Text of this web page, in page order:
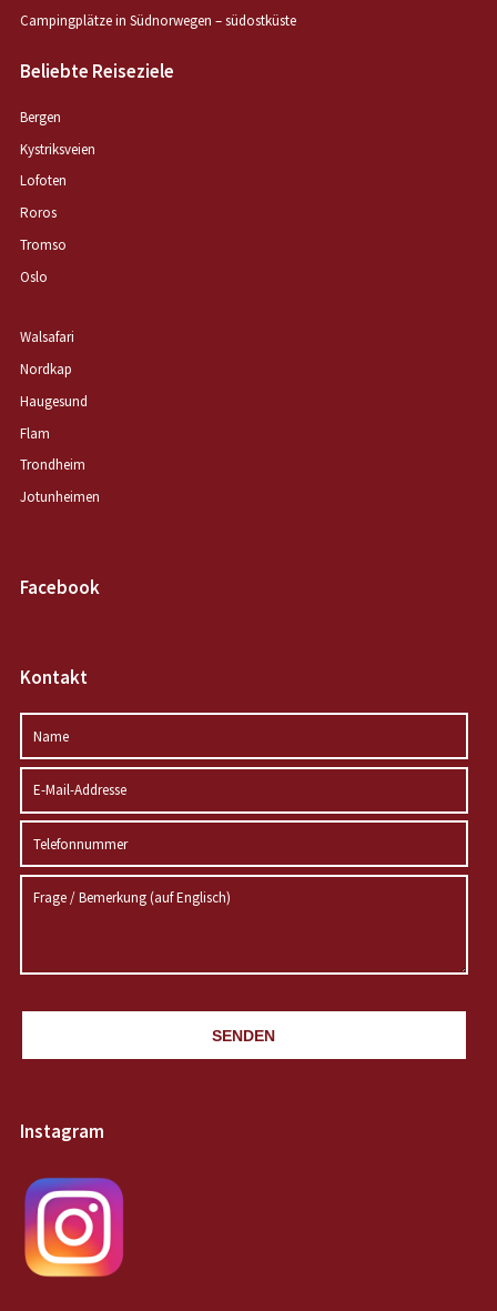
Campingplätze in Südnorwegen – südostküste
Beliebte Reiseziele
Bergen
Kystriksveien
Lofoten
Roros
Tromso
Oslo
Walsafari
Nordkap
Haugesund
Flam
Trondheim
Jotunheimen
Facebook
Kontakt
SENDEN
Instagram